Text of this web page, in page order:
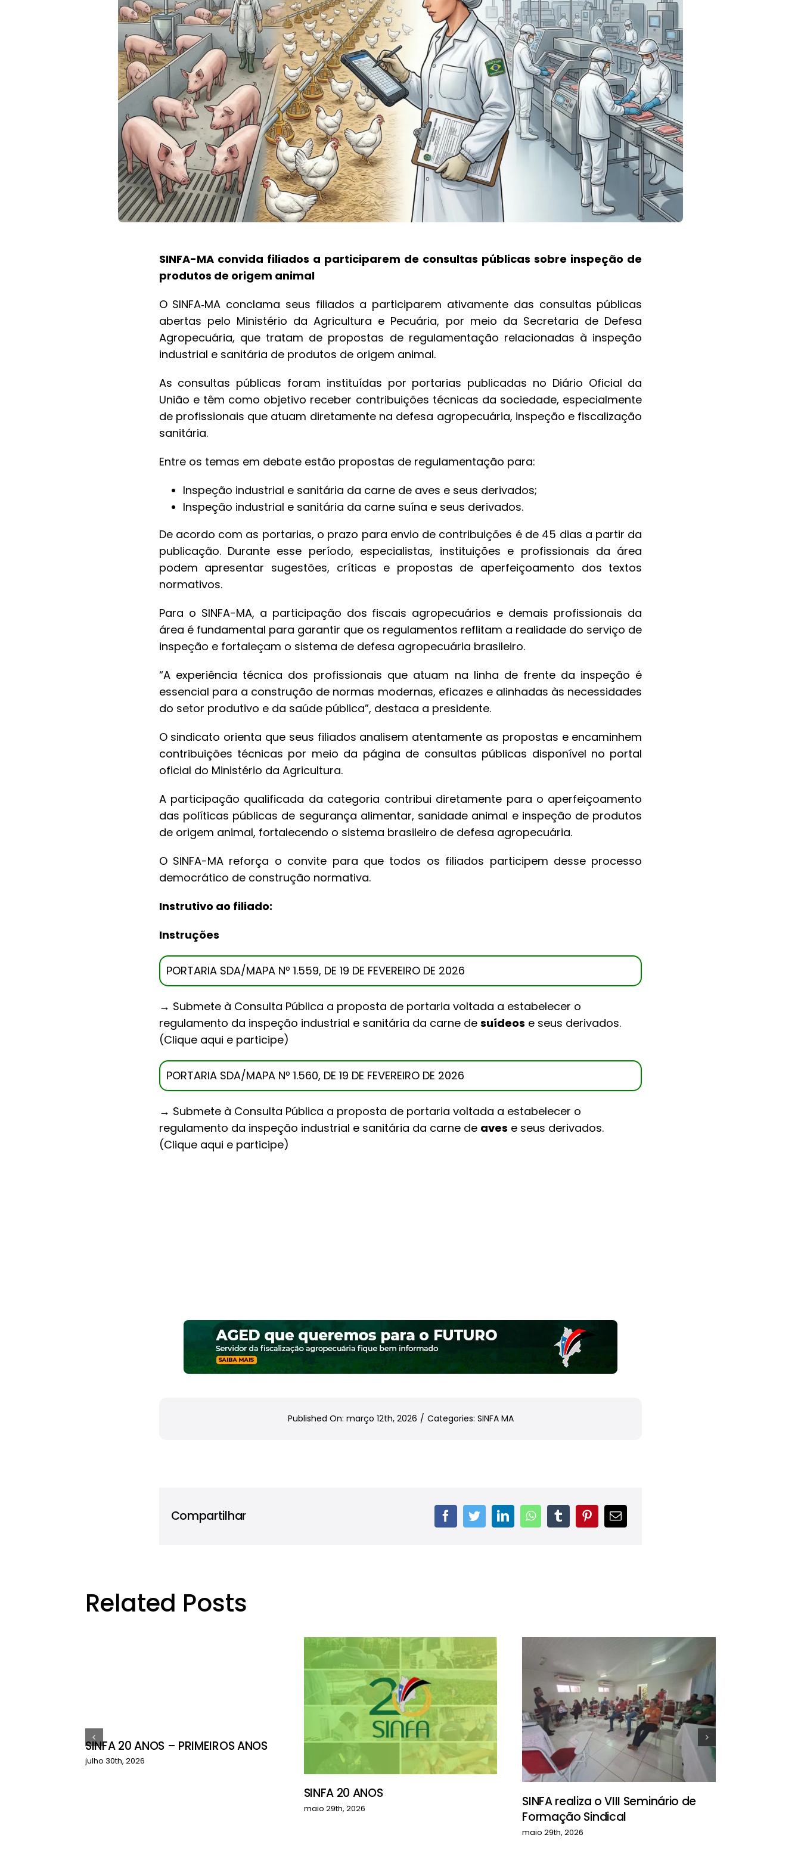
SINFA-MA convida filiados a participarem de consultas públicas sobre inspeção de
produtos de origem animal
O SINFA‑MA conclama seus filiados a participarem ativamente das consultas públicas
abertas pelo Ministério da Agricultura e Pecuária, por meio da Secretaria de Defesa
Agropecuária, que tratam de propostas de regulamentação relacionadas à inspeção
industrial e sanitária de produtos de origem animal.
As consultas públicas foram instituídas por portarias publicadas no Diário Oficial da
União e têm como objetivo receber contribuições técnicas da sociedade, especialmente
de profissionais que atuam diretamente na defesa agropecuária, inspeção e fiscalização
sanitária.
Entre os temas em debate estão propostas de regulamentação para:
Inspeção industrial e sanitária da carne de aves e seus derivados;
Inspeção industrial e sanitária da carne suína e seus derivados.
De acordo com as portarias, o prazo para envio de contribuições é de 45 dias a partir da
publicação. Durante esse período, especialistas, instituições e profissionais da área
podem apresentar sugestões, críticas e propostas de aperfeiçoamento dos textos
normativos.
Para o SINFA-MA, a participação dos fiscais agropecuários e demais profissionais da
área é fundamental para garantir que os regulamentos reflitam a realidade do serviço de
inspeção e fortaleçam o sistema de defesa agropecuária brasileiro.
“A experiência técnica dos profissionais que atuam na linha de frente da inspeção é
essencial para a construção de normas modernas, eficazes e alinhadas às necessidades
do setor produtivo e da saúde pública”, destaca a presidente.
O sindicato orienta que seus filiados analisem atentamente as propostas e encaminhem
contribuições técnicas por meio da página de consultas públicas disponível no portal
oficial do Ministério da Agricultura.
A participação qualificada da categoria contribui diretamente para o aperfeiçoamento
das políticas públicas de segurança alimentar, sanidade animal e inspeção de produtos
de origem animal, fortalecendo o sistema brasileiro de defesa agropecuária.
O SINFA-MA reforça o convite para que todos os filiados participem desse processo
democrático de construção normativa.
Instrutivo ao filiado:
Instruções
PORTARIA SDA/MAPA Nº 1.559, DE 19 DE FEVEREIRO DE 2026
→ Submete à Consulta Pública a proposta de portaria voltada a estabelecer o
regulamento da inspeção industrial e sanitária da carne de suídeos e seus derivados.
(Clique aqui e participe)
PORTARIA SDA/MAPA Nº 1.560, DE 19 DE FEVEREIRO DE 2026
→ Submete à Consulta Pública a proposta de portaria voltada a estabelecer o
regulamento da inspeção industrial e sanitária da carne de aves e seus derivados.
(Clique aqui e participe)
Published On: março 12th, 2026 / Categories: SINFA MA
Compartilhar
Related Posts
SINFA 20 ANOS – PRIMEIROS ANOS
julho 30th, 2026
SINFA 20 ANOS
maio 29th, 2026
SINFA realiza o VIII Seminário de
Formação Sindical
maio 29th, 2026